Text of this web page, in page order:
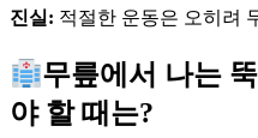
진실: 적절한 운동은 오히려
무릎에서 나는
야 할 때는?